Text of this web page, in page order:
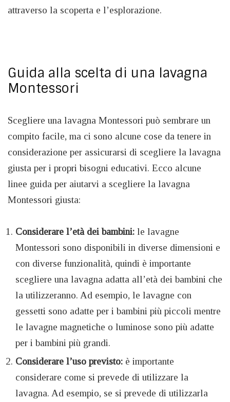
attraverso la scoperta e l’esplorazione.
Guida alla scelta di una lavagna
Montessori
Scegliere una lavagna Montessori può sembrare un
compito facile, ma ci sono alcune cose da tenere in
considerazione per assicurarsi di scegliere la lavagna
giusta per i propri bisogni educativi. Ecco alcune
linee guida per aiutarvi a scegliere la lavagna
Montessori giusta:
Considerare l’età dei bambini: le lavagne
Montessori sono disponibili in diverse dimensioni e
con diverse funzionalità, quindi è importante
scegliere una lavagna adatta all’età dei bambini che
la utilizzeranno. Ad esempio, le lavagne con
gessetti sono adatte per i bambini più piccoli mentre
le lavagne magnetiche o luminose sono più adatte
per i bambini più grandi.
Considerare l’uso previsto: è importante
considerare come si prevede di utilizzare la
lavagna. Ad esempio, se si prevede di utilizzarla